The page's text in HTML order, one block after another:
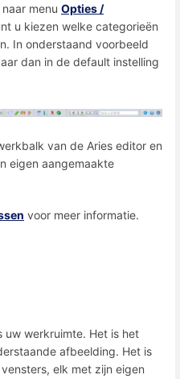
menu Opties /
u kiezen welke categorieën
In onderstaand voorbeeld
dan in de default instelling
van de Aries editor en
eigen aangemaakte
voor meer informatie.
uw werkruimte. Het is het
afbeelding. Het is
elk met zijn eigen